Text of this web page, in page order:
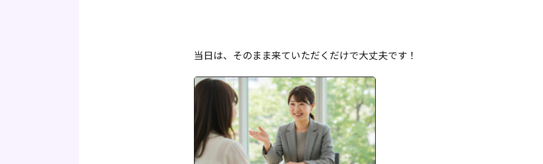
当日は、そのまま来ていただくだけで大丈夫です！